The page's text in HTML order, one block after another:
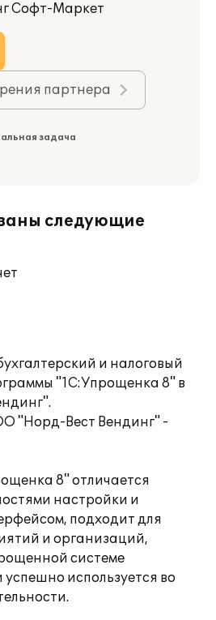
Софт-Маркет
партнера
задача
следующие
и налоговый
"1С:Упрощенка 8" в
"Норд-Вест Вендинг" -
8" отличается
настройки и
подходит для
и организаций,
системе
используется во